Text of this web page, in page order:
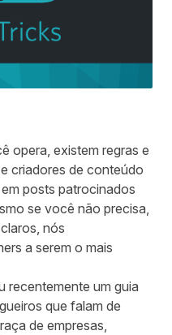
opera, existem regras e
criadores de conteúdo
posts patrocinados
se você não precisa,
nós
a serem o mais
recentemente um guia
que falam de
de empresas,